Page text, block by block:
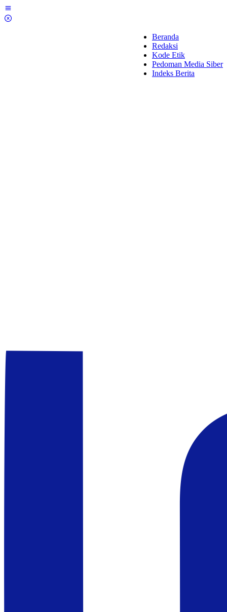
Lewati
ke
Beranda
Redaksi
Kode Etik
Pedoman Media Siber
Indeks Berita